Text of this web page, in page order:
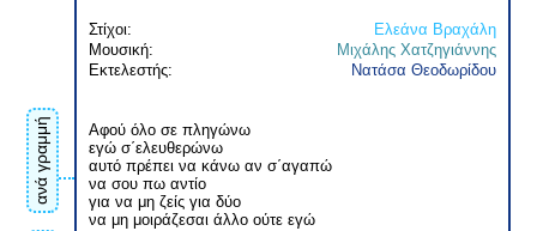
ανά γραμμή
Στίχοι:
Ελεάνα Βραχάλη
Μουσική:
Μιχάλης Χατζηγιάννης
Εκτελεστής:
Νατάσα Θεοδωρίδου
Αφού όλο σε πληγώνω
εγώ σ΄ελευθερώνω
αυτό πρέπει να κάνω αν σ΄αγαπώ
να σου πω αντίο
για να μη ζείς για δύο
να μη μοιράζεσαι άλλο ούτε εγώ